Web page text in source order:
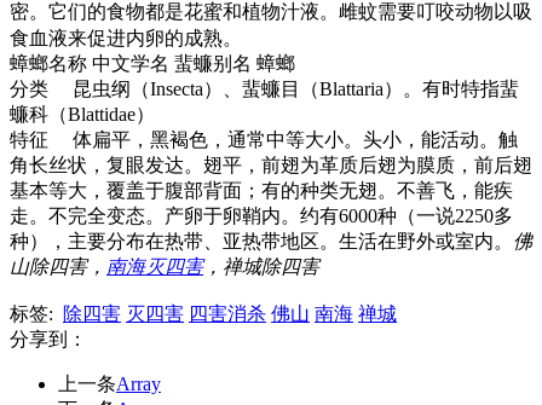
密。它们的食物都是花蜜和植物汁液。雌蚊需要叮咬动物以吸
食血液来促进内卵的成熟。
蟑螂名称 中文学名 蜚蠊别名 蟑螂
分类 昆虫纲（Insecta）、蜚蠊目（Blattaria）。有时特指蜚
蠊科（Blattidae）
特征 体扁平，黑褐色，通常中等大小。头小，能活动。触
角长丝状，复眼发达。翅平，前翅为革质后翅为膜质，前后翅
基本等大，覆盖于腹部背面；有的种类无翅。不善飞，能疾
走。不完全变态。产卵于卵鞘内。约有6000种（一说2250多
种），主要分布在热带、亚热带地区。生活在野外或室内。 佛
山除四害， 南海灭四害，禅城除四害
标签: 除四害 灭四害 四害消杀 佛山 南海 禅城
分享到：
上一条Array